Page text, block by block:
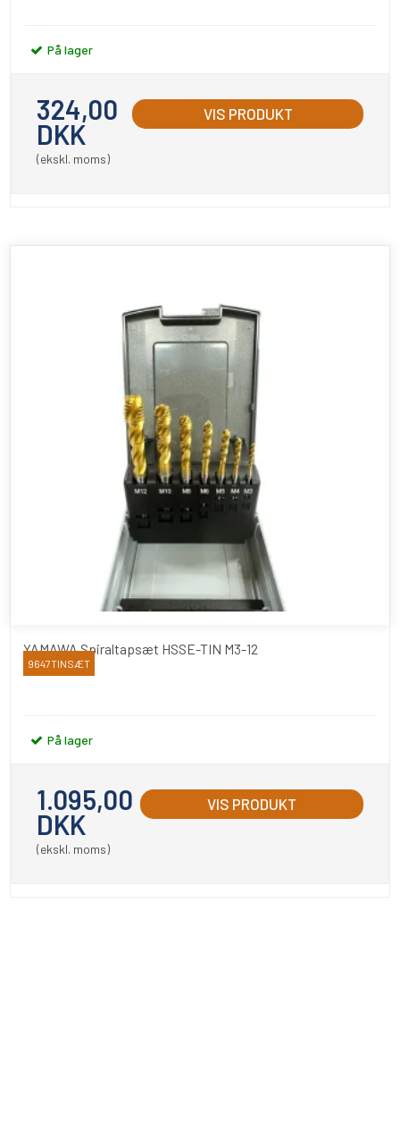
På lager
324,00
DKK
(ekskl. moms)
VIS PRODUKT
YAMAWA Spiraltapsæt HSSE-TIN M3-12
YAMAWA
9647TINSÆT
På lager
1.095,00
DKK
(ekskl. moms)
VIS PRODUKT